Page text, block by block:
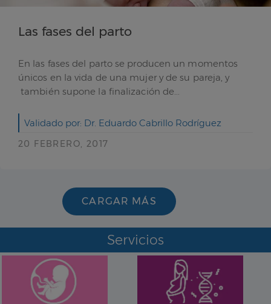
Las fases del parto
En las fases del parto se producen un momentos
únicos en la vida de una mujer y de su pareja, y
también supone la finalización de...
Validado por: Dr. Eduardo Cabrillo Rodríguez
20 FEBRERO, 2017
CARGAR MÁS
Servicios